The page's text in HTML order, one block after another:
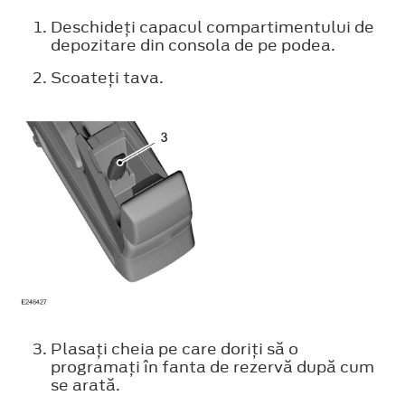
Deschideţi capacul compartimentului de
depozitare din consola de pe podea.
Scoateţi tava.
Plasaţi cheia pe care doriţi să o
programaţi în fanta de rezervă după cum
se arată.